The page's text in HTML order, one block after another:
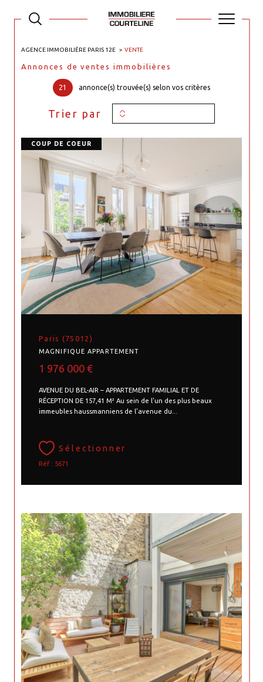
AGENCE IMMOBILIÈRE PARIS 12E VENTE
Annonces de ventes immobilières
21 annonce(s) trouvée(s) selon vos critères
Trier par
Paris (75012)
MAGNIFIQUE APPARTEMENT
1 976 000 €
AVENUE DU BEL-AIR – APPARTEMENT FAMILIAL ET DE
RÉCEPTION DE 157,41 M² Au sein de l’un des plus beaux
immeubles haussmanniens de l’avenue du...
Sélectionner
Réf : 5671
COUP DE COEUR